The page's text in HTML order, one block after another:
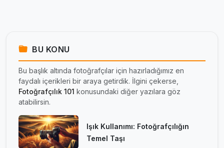
BU KONU
Bu başlık altında fotoğrafçılar için hazırladığımız en
faydalı içerikleri bir araya getirdik. İlgini çekerse,
Fotoğrafçılık 101 konusundaki diğer yazılara göz
atabilirsin.
Işık Kullanımı: Fotoğrafçılığın
Temel Taşı